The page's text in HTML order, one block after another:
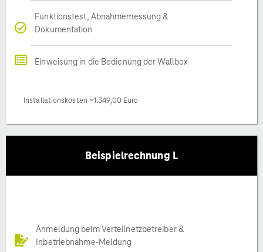
Funktionstest, Abnahmemessung &
Dokumentation
Einweisung in die Bedienung der Wallbox
Installationskosten ~1.349,00 Euro
Beispielrechnung L
Anmeldung beim Verteilnetzbetreiber &
Inbetriebnahme-Meldung